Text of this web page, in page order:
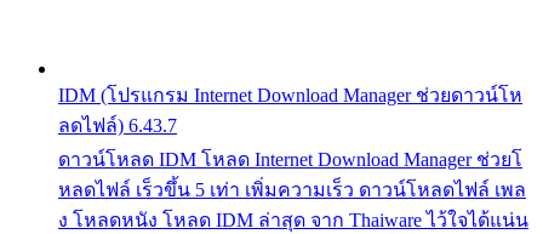
IDM (โปรแกรม Internet Download Manager ช่วยดาวน์โห
ลดไฟล์) 6.43.7
ดาวน์โหลด IDM โหลด Internet Download Manager ช่วยโ
หลดไฟล์ เร็วขึ้น 5 เท่า เพิ่มความเร็ว ดาวน์โหลดไฟล์ เพล
ง โหลดหนัง โหลด IDM ล่าสุด จาก Thaiware ไว้ใจได้แน่น